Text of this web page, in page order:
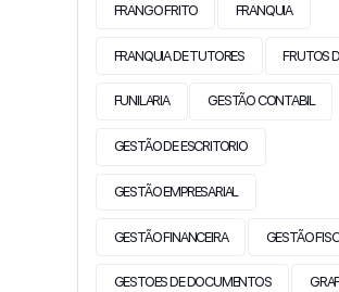
FRANGO FRITO FRANQUIA
FRANQUIA DE TUTORES FRUTOS
FUNILARIA GESTÃO CONTABIL
GESTÃO DE ESCRITORIO
GESTÃO EMPRESARIAL
GESTÃO FINANCEIRA GESTÃO
GESTOES DE DOCUMENTOS